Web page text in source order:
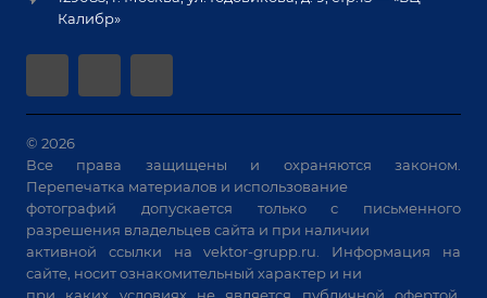
Позиционеры и вращатели
Машины контактной сварки
Универсальные зажимы
Системы аспирации
Станки лазерной резки
Решения для учебных заведений
автоматизации
Калибр»
© 2026
Все права защищены и охраняются законом.
Перепечатка материалов и использование
фотографий допускается только с письменного
разрешения владельцев сайта и при наличии
активной ссылки наvektor-grupp.ru . Информация на
сайте, носит ознакомительный характер и ни